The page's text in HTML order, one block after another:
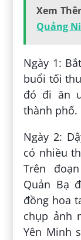
Xem
Quảng
Ngày 1:
buổi tối
đó đi ăn
thành phố.
Ngày 2:
có nhiều
Trên
Quản Bạ
đồng hoa
chụp ảnh
Yên Minh